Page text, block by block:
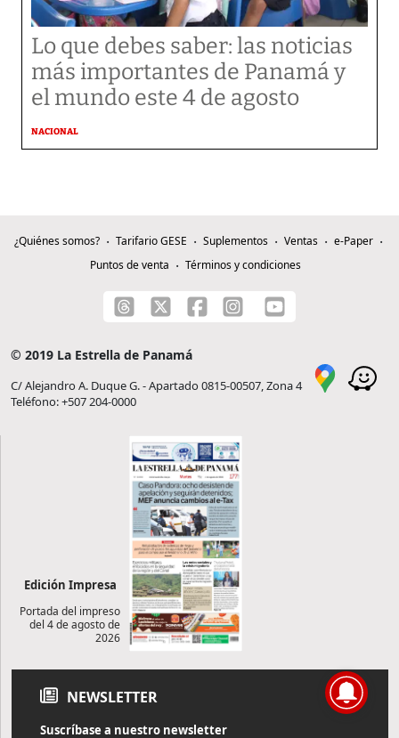
Lo que debes saber: las noticias
más importantes de Panamá y
el mundo este 4 de agosto
NACIONAL
¿Quiénes somos? Tarifario GESE Suplementos Ventas
e-Paper
Puntos de venta
Términos y condiciones
© 2019 La Estrella de Panamá
C/ Alejandro A. Duque G. - Apartado 0815-00507, Zona 4
Teléfono: +507 204-0000
Edición Impresa
Portada del impreso
del 4 de agosto de
2026
NEWSLETTER
Suscríbase a nuestro newsletter